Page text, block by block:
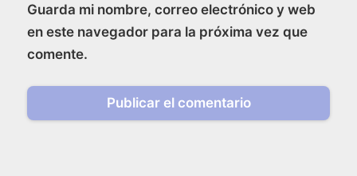
Guarda mi nombre, correo electrónico y web
en este navegador para la próxima vez que
comente.